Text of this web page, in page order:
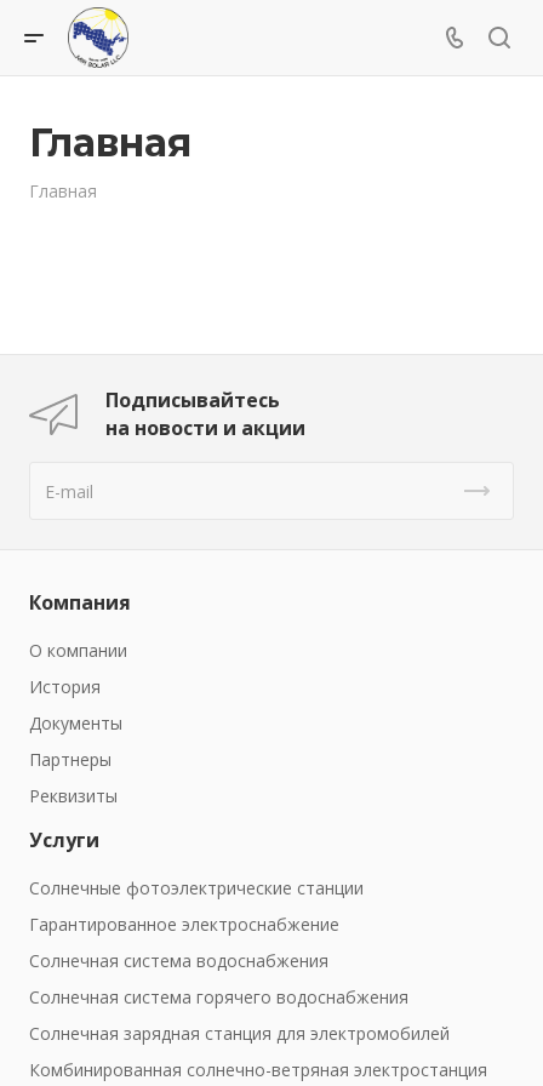
Главная
Главная
Подписывайтесь
на новости и акции
Компания
О компании
История
Документы
Партнеры
Реквизиты
Услуги
Солнечные фотоэлектрические станции
Гарантированное электроснабжение
Солнечная система водоснабжения
Солнечная система горячего водоснабжения
Солнечная зарядная станция для электромобилей
Комбинированная солнечно-ветряная электростанция